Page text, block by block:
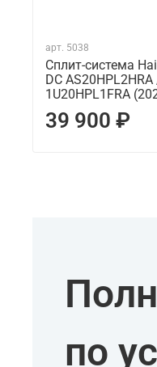
арт. 5038
Сплит-система
DC AS20HPL2HRA
1U20HPL1FRA
39 900 ₽
по